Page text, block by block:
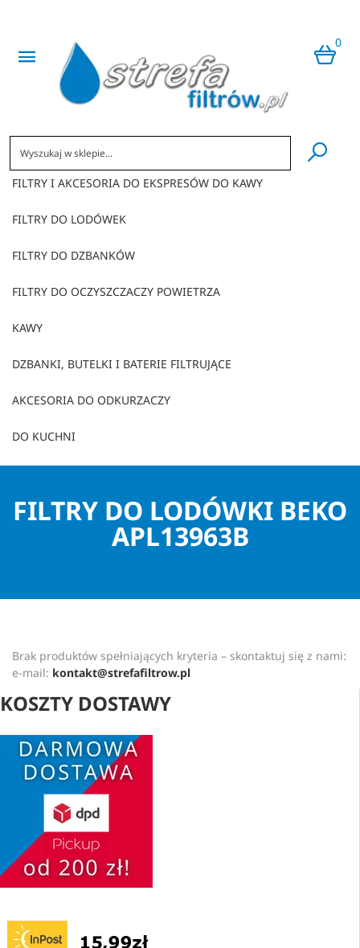
0
​
FILTRY I AKCESORIA DO EKSPRESÓW DO KAWY
FILTRY DO LODÓWEK
FILTRY DO DZBANKÓW
FILTRY DO OCZYSZCZACZY POWIETRZA
KAWY
DZBANKI, BUTELKI I BATERIE FILTRUJĄCE
AKCESORIA DO ODKURZACZY
DO KUCHNI
FILTRY DO LODÓWKI BEKO
APL13963B
Brak produktów spełniających kryteria – skontaktuj się z nami:
e-mail: kontakt@strefafiltrow.pl
KOSZTY DOSTAWY